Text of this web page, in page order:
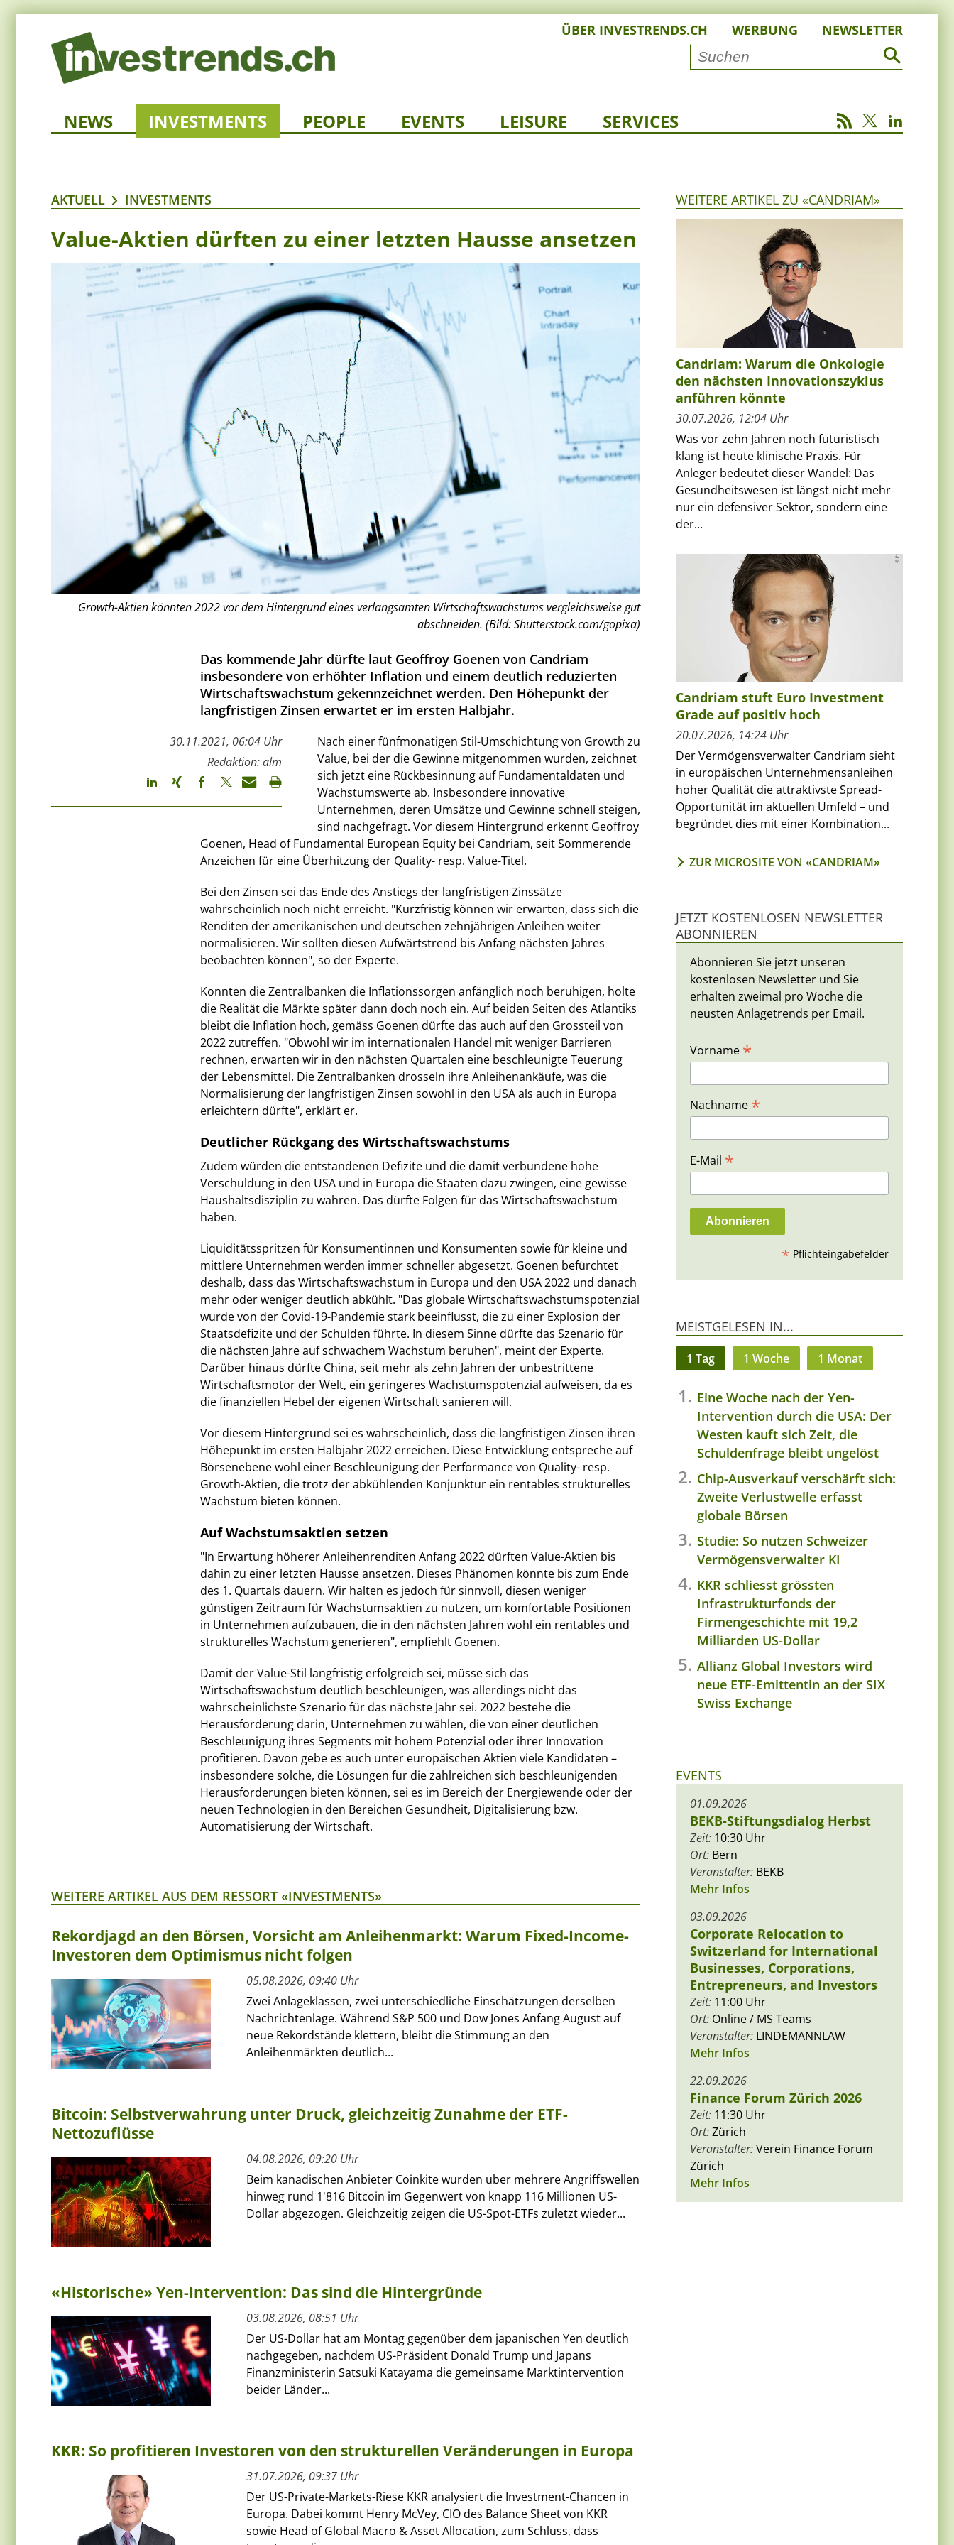
ÜBER INVESTRENDS.CH WERBUNG NEWSLETTER
NEWS INVESTMENTS PEOPLE EVENTS LEISURE SERVICES
AKTUELL INVESTMENTS
Value-Aktien dürften zu einer letzten Hausse ansetzen
Growth-Aktien könnten 2022 vor dem Hintergrund eines verlangsamten Wirtschaftswachstums vergleichsweise gut
abschneiden. (Bild: Shutterstock.com/gopixa)
Das kommende Jahr dürfte laut Geoffroy Goenen von Candriam
insbesondere von erhöhter Inflation und einem deutlich reduzierten
Wirtschaftswachstum gekennzeichnet werden. Den Höhepunkt der
langfristigen Zinsen erwartet er im ersten Halbjahr.
30.11.2021, 06:04 Uhr
Redaktion: alm
Nach einer fünfmonatigen Stil-Umschichtung von Growth zu
Value, bei der die Gewinne mitgenommen wurden, zeichnet
sich jetzt eine Rückbesinnung auf Fundamentaldaten und
Wachstumswerte ab. Insbesondere innovative
Unternehmen, deren Umsätze und Gewinne schnell steigen,
sind nachgefragt. Vor diesem Hintergrund erkennt Geoffroy
Goenen, Head of Fundamental European Equity bei Candriam, seit Sommerende
Anzeichen für eine Überhitzung der Quality- resp. Value-Titel.
Bei den Zinsen sei das Ende des Anstiegs der langfristigen Zinssätze
wahrscheinlich noch nicht erreicht. "Kurzfristig können wir erwarten, dass sich die
Renditen der amerikanischen und deutschen zehnjährigen Anleihen weiter
normalisieren. Wir sollten diesen Aufwärtstrend bis Anfang nächsten Jahres
beobachten können", so der Experte.
Konnten die Zentralbanken die Inflationssorgen anfänglich noch beruhigen, holte
die Realität die Märkte später dann doch noch ein. Auf beiden Seiten des Atlantiks
bleibt die Inflation hoch, gemäss Goenen dürfte das auch auf den Grossteil von
2022 zutreffen. "Obwohl wir im internationalen Handel mit weniger Barrieren
rechnen, erwarten wir in den nächsten Quartalen eine beschleunigte Teuerung
der Lebensmittel. Die Zentralbanken drosseln ihre Anleihenankäufe, was die
Normalisierung der langfristigen Zinsen sowohl in den USA als auch in Europa
erleichtern dürfte", erklärt er.
Deutlicher Rückgang des Wirtschaftswachstums
Zudem würden die entstandenen Defizite und die damit verbundene hohe
Verschuldung in den USA und in Europa die Staaten dazu zwingen, eine gewisse
Haushaltsdisziplin zu wahren. Das dürfte Folgen für das Wirtschaftswachstum
haben.
Liquiditätsspritzen für Konsumentinnen und Konsumenten sowie für kleine und
mittlere Unternehmen werden immer schneller abgesetzt. Goenen befürchtet
deshalb, dass das Wirtschaftswachstum in Europa und den USA 2022 und danach
mehr oder weniger deutlich abkühlt. "Das globale Wirtschaftswachstumspotenzial
wurde von der Covid-19-Pandemie stark beeinflusst, die zu einer Explosion der
Staatsdefizite und der Schulden führte. In diesem Sinne dürfte das Szenario für
die nächsten Jahre auf schwachem Wachstum beruhen", meint der Experte.
Darüber hinaus dürfte China, seit mehr als zehn Jahren der unbestrittene
Wirtschaftsmotor der Welt, ein geringeres Wachstumspotenzial aufweisen, da es
die finanziellen Hebel der eigenen Wirtschaft sanieren will.
Vor diesem Hintergrund sei es wahrscheinlich, dass die langfristigen Zinsen ihren
Höhepunkt im ersten Halbjahr 2022 erreichen. Diese Entwicklung entspreche auf
Börsenebene wohl einer Beschleunigung der Performance von Quality- resp.
Growth-Aktien, die trotz der abkühlenden Konjunktur ein rentables strukturelles
Wachstum bieten können.
Auf Wachstumsaktien setzen
"In Erwartung höherer Anleihenrenditen Anfang 2022 dürften Value-Aktien bis
dahin zu einer letzten Hausse ansetzen. Dieses Phänomen könnte bis zum Ende
des 1. Quartals dauern. Wir halten es jedoch für sinnvoll, diesen weniger
günstigen Zeitraum für Wachstumsaktien zu nutzen, um komfortable Positionen
in Unternehmen aufzubauen, die in den nächsten Jahren wohl ein rentables und
strukturelles Wachstum generieren", empfiehlt Goenen.
Damit der Value-Stil langfristig erfolgreich sei, müsse sich das
Wirtschaftswachstum deutlich beschleunigen, was allerdings nicht das
wahrscheinlichste Szenario für das nächste Jahr sei. 2022 bestehe die
Herausforderung darin, Unternehmen zu wählen, die von einer deutlichen
Beschleunigung ihres Segments mit hohem Potenzial oder ihrer Innovation
profitieren. Davon gebe es auch unter europäischen Aktien viele Kandidaten –
insbesondere solche, die Lösungen für die zahlreichen sich beschleunigenden
Herausforderungen bieten können, sei es im Bereich der Energiewende oder der
neuen Technologien in den Bereichen Gesundheit, Digitalisierung bzw.
Automatisierung der Wirtschaft.
WEITERE ARTIKEL AUS DEM RESSORT «INVESTMENTS»
Rekordjagd an den Börsen, Vorsicht am Anleihenmarkt: Warum Fixed-Income-
Investoren dem Optimismus nicht folgen
05.08.2026, 09:40 Uhr
Zwei Anlageklassen, zwei unterschiedliche Einschätzungen derselben
Nachrichtenlage. Während S&P 500 und Dow Jones Anfang August auf
neue Rekordstände klettern, bleibt die Stimmung an den
Anleihenmärkten deutlich...
Bitcoin: Selbstverwahrung unter Druck, gleichzeitig Zunahme der ETF-
Nettozuflüsse
04.08.2026, 09:20 Uhr
Beim kanadischen Anbieter Coinkite wurden über mehrere Angriffswellen
hinweg rund 1'816 Bitcoin im Gegenwert von knapp 116 Millionen US-
Dollar abgezogen. Gleichzeitig zeigen die US-Spot-ETFs zuletzt wieder...
«Historische» Yen-Intervention: Das sind die Hintergründe
03.08.2026, 08:51 Uhr
Der US-Dollar hat am Montag gegenüber dem japanischen Yen deutlich
nachgegeben, nachdem US-Präsident Donald Trump und Japans
Finanzministerin Satsuki Katayama die gemeinsame Marktintervention
beider Länder...
KKR: So profitieren Investoren von den strukturellen Veränderungen in Europa
31.07.2026, 09:37 Uhr
Der US-Private-Markets-Riese KKR analysiert die Investment-Chancen in
Europa. Dabei kommt Henry McVey, CIO des Balance Sheet von KKR
sowie Head of Global Macro & Asset Allocation, zum Schluss, dass
WEITERE ARTIKEL ZU «CANDRIAM»
Candriam: Warum die Onkologie
den nächsten Innovationszyklus
anführen könnte
30.07.2026, 12:04 Uhr
Was vor zehn Jahren noch futuristisch
klang ist heute klinische Praxis. Für
Anleger bedeutet dieser Wandel: Das
Gesundheitswesen ist längst nicht mehr
nur ein defensiver Sektor, sondern eine
der...
Candriam stuft Euro Investment
Grade auf positiv hoch
20.07.2026, 14:24 Uhr
Der Vermögensverwalter Candriam sieht
in europäischen Unternehmensanleihen
hoher Qualität die attraktivste Spread-
Opportunität im aktuellen Umfeld – und
begründet dies mit einer Kombination...
ZUR MICROSITE VON «CANDRIAM»
JETZT KOSTENLOSEN NEWSLETTER
ABONNIEREN
Abonnieren Sie jetzt unseren
kostenlosen Newsletter und Sie
erhalten zweimal pro Woche die
neusten Anlagetrends per Email.
Vorname *
Nachname *
E-Mail *
* Pflichteingabefelder
MEISTGELESEN IN...
1 Tag 1 Woche 1 Monat
Eine Woche nach der Yen-
Intervention durch die USA: Der
Westen kauft sich Zeit, die
Schuldenfrage bleibt ungelöst
Chip-Ausverkauf verschärft sich:
Zweite Verlustwelle erfasst
globale Börsen
Studie: So nutzen Schweizer
Vermögensverwalter KI
KKR schliesst grössten
Infrastrukturfonds der
Firmengeschichte mit 19,2
Milliarden US-Dollar
Allianz Global Investors wird
neue ETF-Emittentin an der SIX
Swiss Exchange
EVENTS
01.09.2026
BEKB-Stiftungsdialog Herbst
Zeit: 10:30 Uhr
Ort: Bern
Veranstalter: BEKB
Mehr Infos
03.09.2026
Corporate Relocation to
Switzerland for International
Businesses, Corporations,
Entrepreneurs, and Investors
Zeit: 11:00 Uhr
Ort: Online / MS Teams
Veranstalter: LINDEMANNLAW
Mehr Infos
22.09.2026
Finance Forum Zürich 2026
Zeit: 11:30 Uhr
Ort:Zürich
Veranstalter:Verein Finance Forum
Zürich
Mehr Infos